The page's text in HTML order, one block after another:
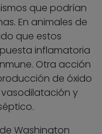
que podrían
En animales de
que estos
inflamatoria
Otra acción
de óxido
y
Washington